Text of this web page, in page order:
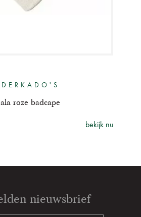
roze badcape
bekijk nu
nieuwsbrief